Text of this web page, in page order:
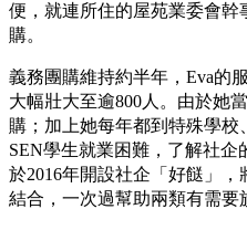
便，就連所住的屋苑業委會幹
購。
義務團購維持約半年，Eva的
大幅壯大至逾800人。由於她
購；加上她每年都到特殊學
SEN學生就業困難，了解社企
於2016年開設社企「好餸」
結合，一次過幫助兩類有需要